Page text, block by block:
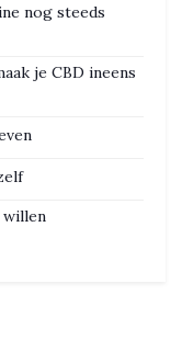
nog steeds
je CBD ineens
willen